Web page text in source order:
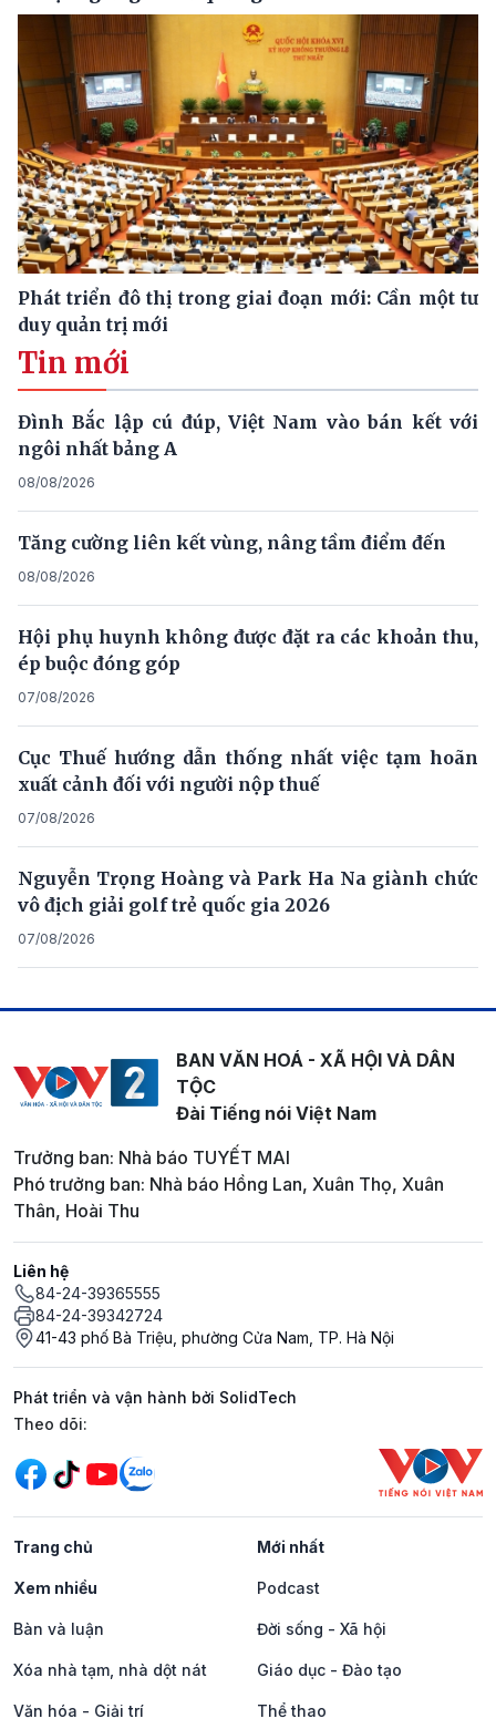
Phát triển đô thị trong giai đoạn mới: Cần một tư
duy quản trị mới
Tin mới
Đình Bắc lập cú đúp, Việt Nam vào bán kết với
ngôi nhất bảng A
08/08/2026
Tăng cường liên kết vùng, nâng tầm điểm đến
08/08/2026
Hội phụ huynh không được đặt ra các khoản thu,
ép buộc đóng góp
07/08/2026
Cục Thuế hướng dẫn thống nhất việc tạm hoãn
xuất cảnh đối với người nộp thuế
07/08/2026
Nguyễn Trọng Hoàng và Park Ha Na giành chức
vô địch giải golf trẻ quốc gia 2026
07/08/2026
BAN VĂN HOÁ - XÃ HỘI VÀ DÂN
TỘC
Đài Tiếng nói Việt Nam
Trưởng ban: Nhà báo TUYẾT MAI
Phó trưởng ban: Nhà báo Hồng Lan, Xuân Thọ, Xuân
Thân, Hoài Thu
Liên hệ
84-24-39365555
84-24-39342724
41-43 phố Bà Triệu, phường Cửa Nam, TP. Hà Nội
Phát triển và vận hành bởi SolidTech
Mạng xã hội
Theo dõi:
Trang chủ Mới nhất
Xem nhiều Podcast
Bàn và luận Đời sống - Xã hội
Xóa nhà tạm, nhà dột nát Giáo dục - Đào tạo
Văn hóa - Giải trí Thể thao